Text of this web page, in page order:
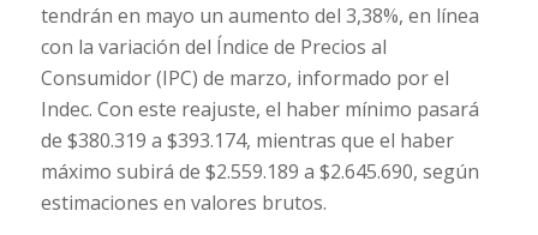
tendrán en mayo un aumento del 3,38%, en línea
con la variación del Índice de Precios al
Consumidor (IPC) de marzo, informado por el
Indec. Con este reajuste, el haber mínimo pasará
de $380.319 a $393.174, mientras que el haber
máximo subirá de $2.559.189 a $2.645.690, según
estimaciones en valores brutos.